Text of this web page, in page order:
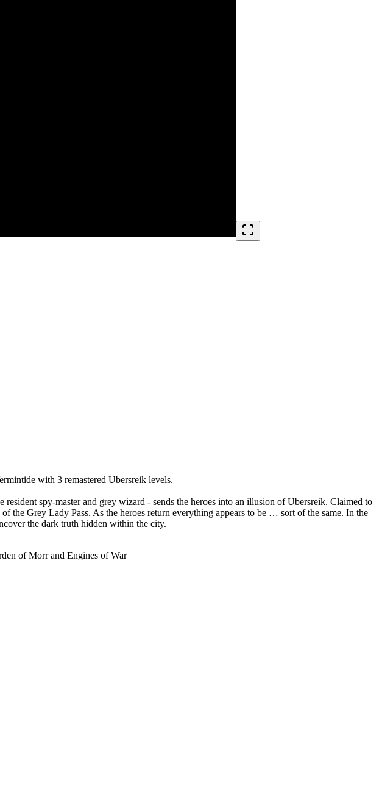
with 3 remastered Ubersreik levels.
spy-master and grey wizard - sends the heroes into an illusion of Ubersreik. Claimed to
the Grey Lady Pass. As the heroes return everything appears to be … sort of the same. In the
the dark truth hidden within the city.
of Morr and Engines of War